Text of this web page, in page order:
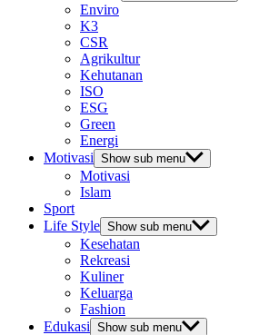
Enviro
K3
CSR
Agrikultur
Kehutanan
ISO
ESG
Green
Energi
Motivasi Show sub menu
Motivasi
Islam
Sport
Life Style Show sub menu
Kesehatan
Rekreasi
Kuliner
Keluarga
Fashion
Edukasi Show sub menu